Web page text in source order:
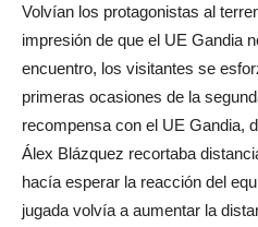
Volvían los protagonistas al
impresión de que el UE Gandia
encuentro, los visitantes se
primeras ocasiones de la
recompensa con el UE Gandia,
Álex Blázquez recortaba
hacía esperar la reacción del
jugada volvía a aumentar la